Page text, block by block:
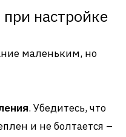
настройке
маленьким, но
. Убедитесь, что
и не болтается –